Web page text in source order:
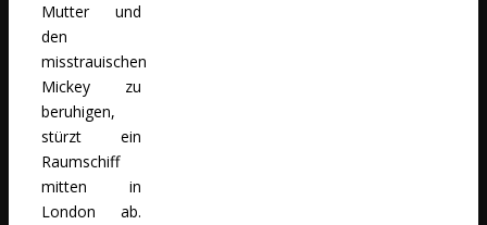
Mutter und
den
misstrauischen
Mickey zu
beruhigen,
stürzt ein
Raumschiff
mitten in
London ab.